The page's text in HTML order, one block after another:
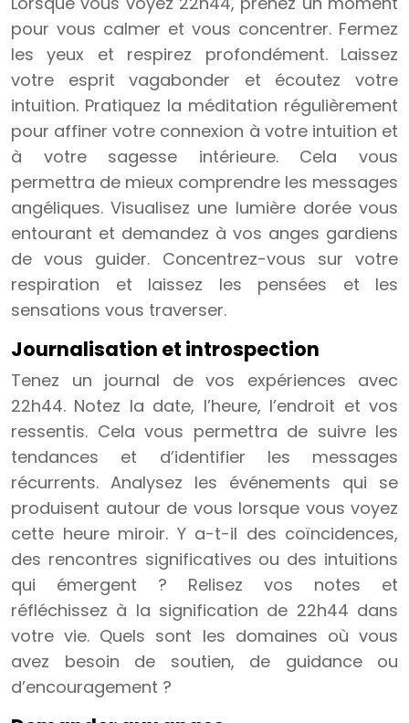
pour vous calmer et vous concentrer. Fermez
les yeux et respirez profondément. Laissez
votre esprit vagabonder et écoutez votre
intuition. Pratiquez la méditation régulièrement
pour affiner votre connexion à votre intuition et
à votre sagesse intérieure. Cela vous
permettra de mieux comprendre les messages
angéliques. Visualisez une lumière dorée vous
entourant et demandez à vos anges gardiens
de vous guider. Concentrez-vous sur votre
respiration et laissez les pensées et les
sensations vous traverser.
Journalisation et introspection
Tenez un journal de vos expériences avec
22h44. Notez la date, l’heure, l’endroit et vos
ressentis. Cela vous permettra de suivre les
tendances et d’identifier les messages
récurrents. Analysez les événements qui se
produisent autour de vous lorsque vous voyez
cette heure miroir. Y a-t-il des coïncidences,
des rencontres significatives ou des intuitions
qui émergent ? Relisez vos notes et
réfléchissez à la signification de 22h44 dans
votre vie. Quels sont les domaines où vous
avez besoin de soutien, de guidance ou
d’encouragement ?